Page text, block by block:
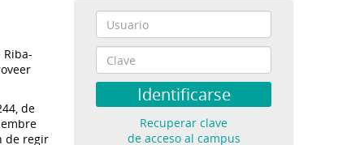
de
de regir
Recuperar clave
de acceso al campus